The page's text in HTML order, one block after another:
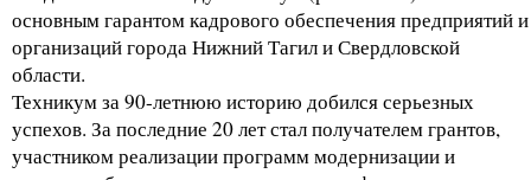
основным гарантом кадрового обеспечения предприятий и
организаций города Нижний Тагил и Свердловской
области.
Техникум за 90-летнюю историю добился серьезных
успехов. За последние 20 лет стал получателем грантов,
участником реализации программ модернизации и